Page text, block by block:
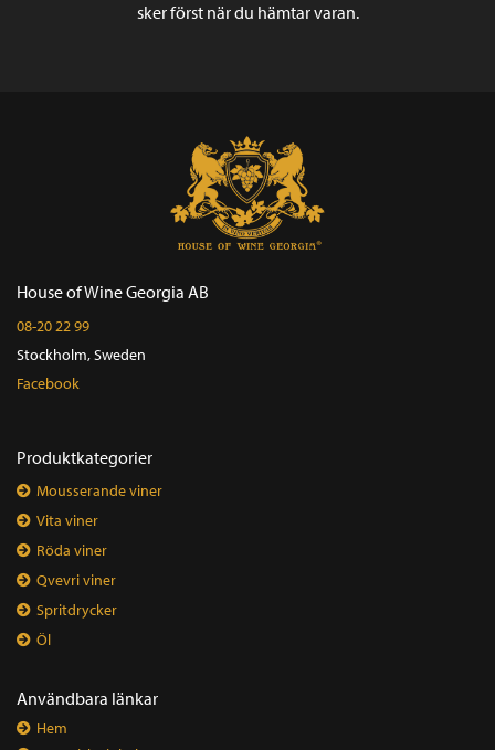
sker först när du hämtar varan.
House of Wine Georgia AB
08-20 22 99
Stockholm, Sweden
Facebook
Produktkategorier
Mousserande viner
Vita viner
Röda viner
Qvevri viner
Spritdrycker
Öl
Användbara länkar
Hem